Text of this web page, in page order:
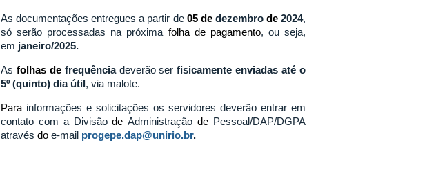
As documentações entregues a partir de 05 dedezembro de2024,
só serão processadas na próxima folha de pagamento, ou seja,
em janeiro/2025.
As folhas defrequênciadeverão ser fisicamente enviadas até o
5º (quinto) dia útil, via malote.
Para informações e solicitações os servidores deverão entrar em
contato com a Divisãode Administraçãode Pessoal/DAP/DGPA
atravésdo e-mail progepe.dap@unirio.br.